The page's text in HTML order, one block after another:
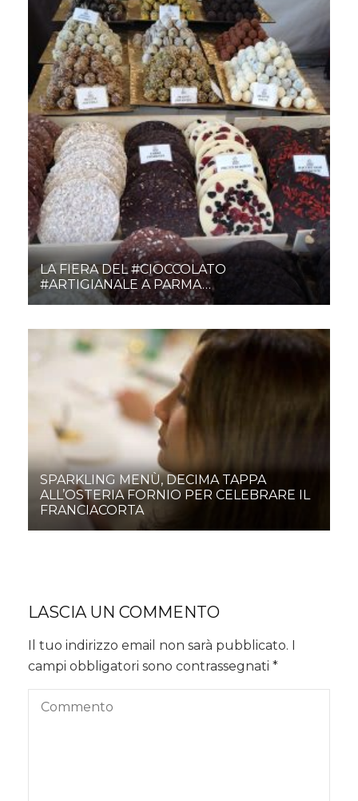
LA FIERA DEL #CIOCCOLATO
#ARTIGIANALE A PARMA…
SPARKLING MENÙ, DECIMA TAPPA
ALL’OSTERIA FORNIO PER CELEBRARE IL
FRANCIACORTA
LASCIA UN COMMENTO
Il tuo indirizzo email non sarà pubblicato. I
campi obbligatori sono contrassegnati *